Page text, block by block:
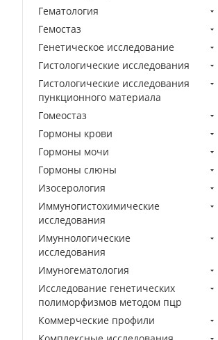
Гематология
Гемостаз
Генетическое исследование
Гистологические исследования
Гистологические исследования
пункционного материала
Гомеостаз
Гормоны крови
Гормоны мочи
Гормоны слюны
Изосерология
Иммуногистохимические
исследования
Имуннологические
исследования
Имуногематология
Исследование генетических
полиморфизмов методом пцр
Коммерческие профили